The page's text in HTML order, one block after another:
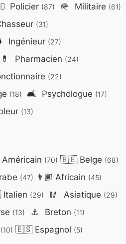
Policier (87) 🪖 Militaire (61)
(31)
Ingénieur (27)
💊 Pharmacien (24)
(22)
(18) 🛋️ Psychologue (17)
(13)
(70) 🇧🇪Belge (68)
(47) 👨🏿 Africain (45)
Italien (29) 🥢 Asiatique (29)
(13) ⚓ Breton (11)
(10) 🇪🇸Espagnol (5)